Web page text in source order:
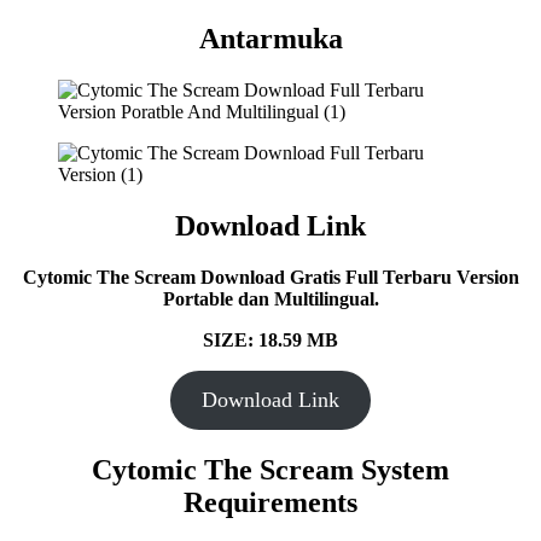
Antarmuka
Download Link
Cytomic The Scream Download Gratis Full Terbaru Version
Portable dan Multilingual.
SIZE: 18.59 MB
Download Link
Cytomic The Scream System
Requirements